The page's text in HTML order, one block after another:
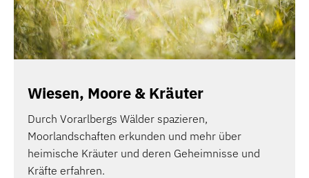
Wiesen, Moore & Kräuter
Durch Vorarlbergs Wälder spazieren,
Moorlandschaften erkunden und mehr über
heimische Kräuter und deren Geheimnisse und
Kräfte erfahren.